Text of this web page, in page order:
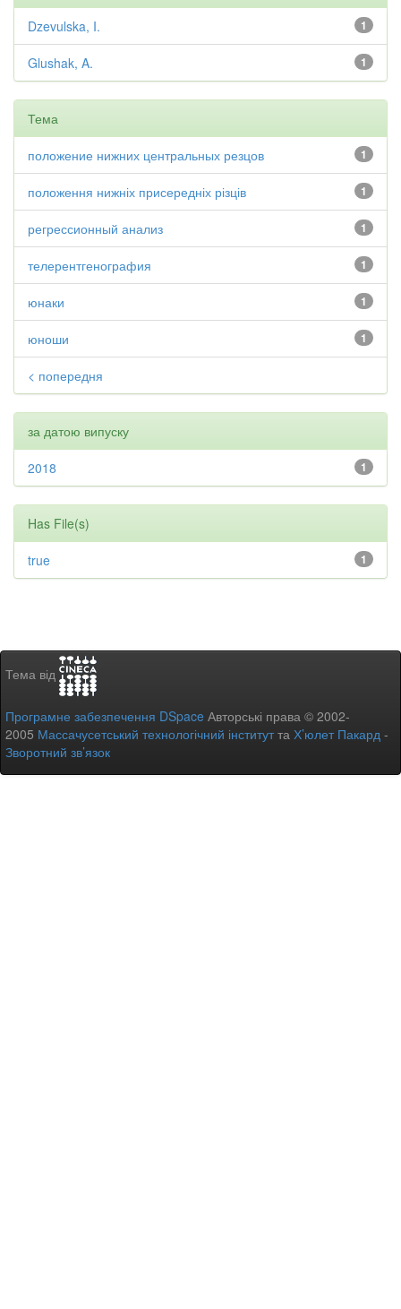
1
Dzevulska, I.
1
Glushak, A.
Тема
1
положение нижних центральных резцов
1
положення нижніх присередніх різців
1
регрессионный анализ
1
телерентгенография
1
юнаки
1
юноши
< попередня
за датою випуску
1
2018
Has File(s)
1
true
Тема від
Програмне забезпечення DSpace Авторські права © 2002-
2005 Массачусетський технологічний інститутта Х’юлет Пакард -
Зворотний зв’язок